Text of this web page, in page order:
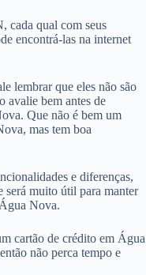
cada qual com seus
encontrá-las na internet
lembrar que eles não são
avalie bem antes de
Que não é bem um
mas tem boa
e diferenças,
será muito útil para manter
Nova.
cartão de crédito em Água
não perca tempo e